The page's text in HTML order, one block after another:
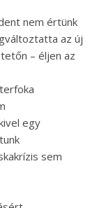
nem értünk
az új
– éljen az
egy
sem